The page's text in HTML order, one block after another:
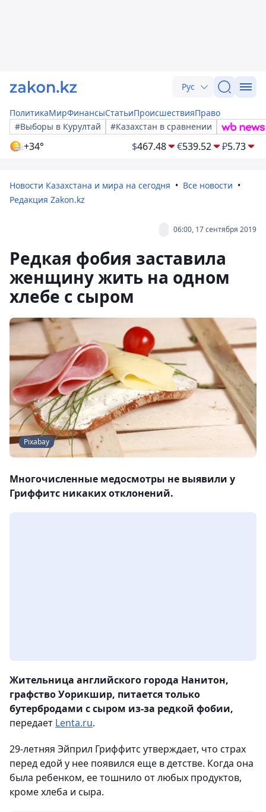
Рус
ПолитикаМирФинансыСтатьиПроисшествияПраво
#Выборы в Курултай
#Казахстан в сравнении
+34° $467.48 €539.52 ₽5.73
Новости Казахстана и мира на сегодня
Все новости
Редакция Zakon.kz
06:00, 17 сентября 2019
Редкая фобия заставила
женщину жить на одном
хлебе с сыром
Pixabay
Многочисленные медосмотры не выявили у
Гриффитс никаких отклонений.
Жительница английского города Нанитон,
графство Уорикшир, питается только
бутербродами с сыром из-за редкой фобии,
передает Lenta.ru.
29-летняя Эйприл Гриффитс утверждает, что страх
перед едой у нее появился еще в детстве. Когда она
была ребенком, ее тошнило от любых продуктов,
кроме хлеба и сыра.